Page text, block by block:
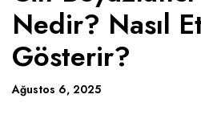
Nedir? Nasıl
Gösterir?
Ağustos 6, 2025